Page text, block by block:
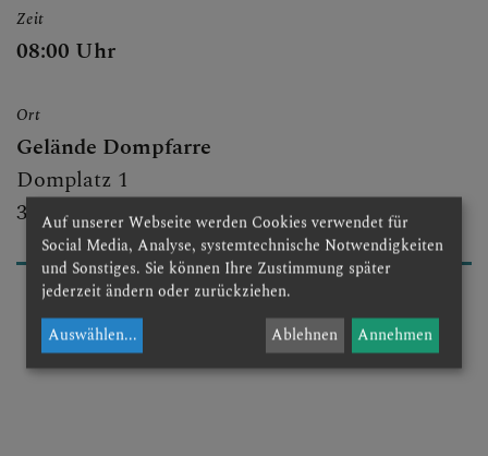
DOM AKTUELL
GLAUBENSVERTIEFUNG
Zeit
08:00 Uhr
Ort
Gelände Dompfarre
Domplatz 1
3100 St. Pölten
Auf unserer Webseite werden Cookies verwendet für
Social Media, Analyse, systemtechnische Notwendigkeiten
und Sonstiges. Sie können Ihre Zustimmung später
jederzeit ändern oder zurückziehen.
Auswählen... Ablehnen Annehmen